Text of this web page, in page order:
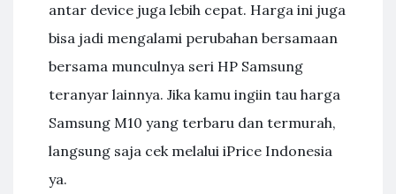
antar device juga lebih cepat. Harga ini juga
bisa jadi mengalami perubahan bersamaan
bersama munculnya seri HP Samsung
teranyar lainnya. Jika kamu ingiin tau harga
Samsung M10 yang terbaru dan termurah,
langsung saja cek melalui iPrice Indonesia
ya.